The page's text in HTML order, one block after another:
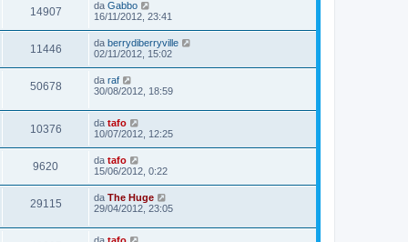
14907 da Gabbo
16/11/2012, 23:41
11446 da berrydiberryville
02/11/2012, 15:02
50678 da raf
30/08/2012, 18:59
10376 da tafo
10/07/2012, 12:25
9620 da tafo
15/06/2012, 0:22
29115 da The Huge
29/04/2012, 23:05
da tafo